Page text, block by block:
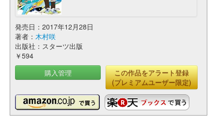
発売日：2017年12月28日
著者： 木村咲
出版社：スターツ出版
￥594
購入管理
この作品をアラート登録
(プレミアムユーザー限定)